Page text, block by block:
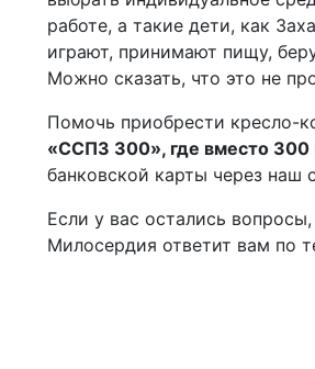
работе, а такие дети, как
играют, принимают пищу,
Можно сказать, что это не
Помочь приобрести кресло-
«ССП3 300», где вместо
банковской карты через наш
Если у вас остались
Милосердия ответит вам по